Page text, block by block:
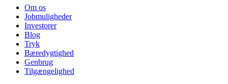
Om os
Jobmuligheder
Investorer
Blog
Tryk
Bæredygtighed
Genbrug
Tilgængelighed